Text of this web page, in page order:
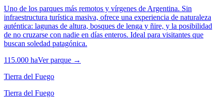
Uno de los parques más remotos y vírgenes de Argentina. Sin
infraestructura turística masiva, ofrece una experiencia de naturaleza
auténtica: lagunas de altura, bosques de lenga y ñire, y la posibilidad
de no cruzarse con nadie en días enteros. Ideal para visitantes que
buscan soledad patagónica.
115.000 haVer parque →
Tierra del Fuego
Tierra del Fuego